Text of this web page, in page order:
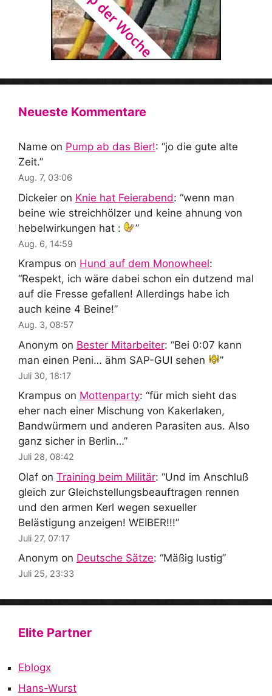
Neueste Kommentare
Name on Pump ab das Bier!: “jo die gute alte
Zeit.”
Aug. 7, 03:06
Dickeier on Knie hat Feierabend: “wenn man
beine wie streichhölzer und keine ahnung von
hebelwirkungen hat :
”
Aug. 6, 14:59
Krampus on Hund auf dem Monowheel:
“Respekt, ich wäre dabei schon ein dutzend mal
auf die Fresse gefallen! Allerdings habe ich
auch keine 4 Beine!”
Aug. 3, 08:57
Anonym on Bester Mitarbeiter: “Bei 0:07 kann
man einen Peni… ähm SAP-GUI sehen
”
Juli 30, 18:17
Krampus on Mottenparty: “für mich sieht das
eher nach einer Mischung von Kakerlaken,
Bandwürmern und anderen Parasiten aus. Also
ganz sicher in Berlin…”
Juli 28, 08:42
Olaf on Training beim Militär: “Und im Anschluß
gleich zur Gleichstellungsbeauftragen rennen
und den armen Kerl wegen sexueller
Belästigung anzeigen! WEIBER!!!”
Juli 27, 07:17
Anonym on Deutsche Sätze: “Mäßig lustig”
Juli 25, 23:33
Elite Partner
Eblogx
Hans-Wurst